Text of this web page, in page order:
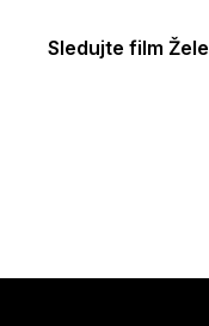
Sledujte film